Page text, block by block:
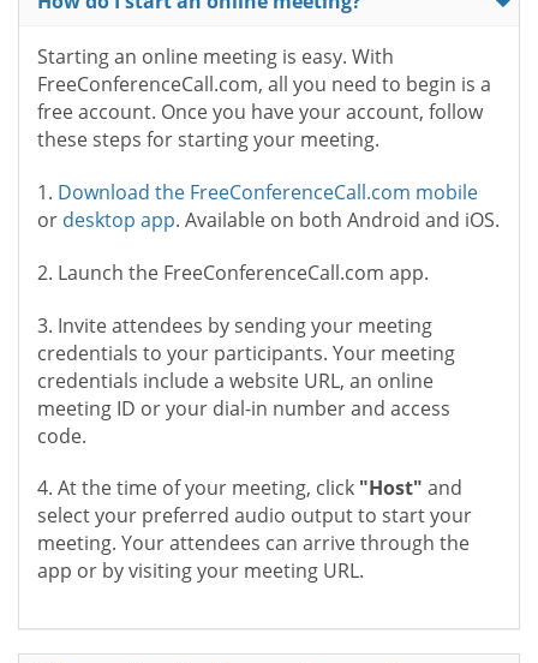
Starting an online meeting is easy. With
FreeConferenceCall.com, all you need to begin is a
free account. Once you have your account, follow
these steps for starting your meeting.
1. Download the FreeConferenceCall.com mobile
or desktop app. Available on both Android and iOS.
2. Launch the FreeConferenceCall.com app.
3. Invite attendees by sending your meeting
credentials to your participants. Your meeting
credentials include a website URL, an online
meeting ID or your dial-in number and access
code.
4. At the time of your meeting, click "Host" and
select your preferred audio output to start your
meeting. Your attendees can arrive through the
app or by visiting your meeting URL.